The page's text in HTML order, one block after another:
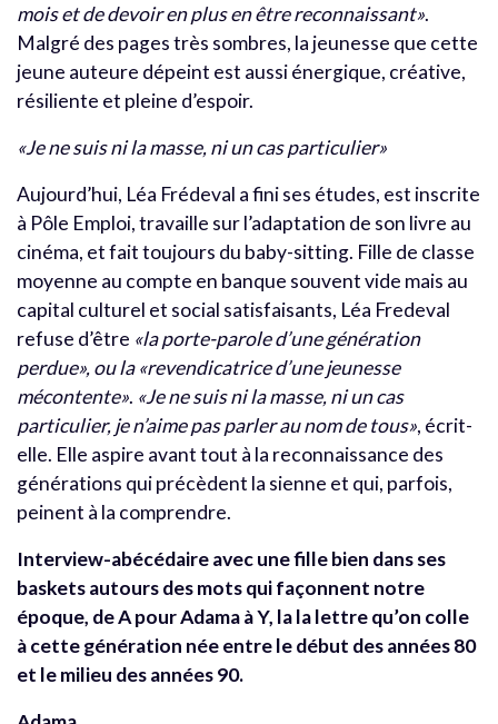
mois et de devoir en plus en être reconnaissant».
Malgré des pages très sombres, la jeunesse que cette
jeune auteure dépeint est aussi énergique, créative,
résiliente et pleine d’espoir.
«Je ne suis ni la masse, ni un cas particulier»
Aujourd’hui, Léa Frédeval a fini ses études, est inscrite
à Pôle Emploi, travaille sur l’adaptation de son livre au
cinéma, et fait toujours du baby-sitting. Fille de classe
moyenne au compte en banque souvent vide mais au
capital culturel et social satisfaisants, Léa Fredeval
refuse d’être «la porte-parole d’une génération
perdue», ou la «revendicatrice d’une jeunesse
mécontente». «Je ne suis ni la masse, ni un cas
particulier, je n’aime pas parler au nom de tous», écrit-
elle. Elle aspire avant tout à la reconnaissance des
générations qui précèdent la sienne et qui, parfois,
peinent à la comprendre.
Interview-abécédaire avec une fille bien dans ses
baskets autours des mots qui façonnent notre
époque, de A pour Adama à Y, la la lettre qu’on colle
à cette génération née entre le début des années 80
et le milieu des années 90.